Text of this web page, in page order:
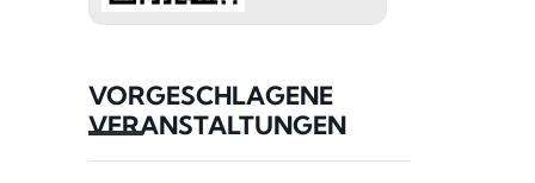
VORGESCHLAGENE
VERANSTALTUNGEN